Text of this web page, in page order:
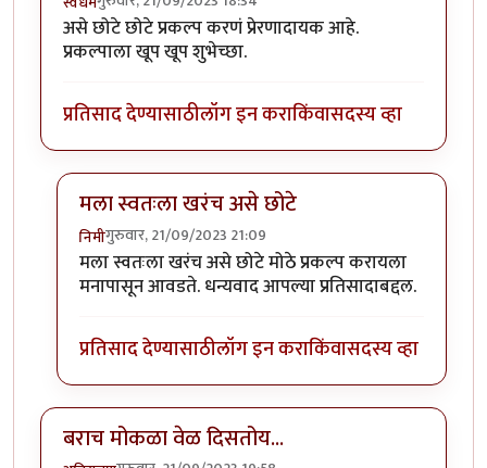
असे छोटे छोटे प्रकल्प करणं प्रेरणादायक आहे.
प्रकल्पाला खूप खूप शुभेच्छा.
प्रतिसाद देण्यासाठीलॉग इन कराकिंवासदस्य व्हा
मला स्वतःला खरंच असे छोटे
निमीगुरुवार, 21/09/2023 21:09
In reply toवा क्या बात हॅbyस्वधर्म
मला स्वतःला खरंच असे छोटे मोठे प्रकल्प करायला
मनापासून आवडते. धन्यवाद आपल्या प्रतिसादाबद्दल.
प्रतिसाद देण्यासाठीलॉग इन कराकिंवासदस्य व्हा
बराच मोकळा वेळ दिसतोय...